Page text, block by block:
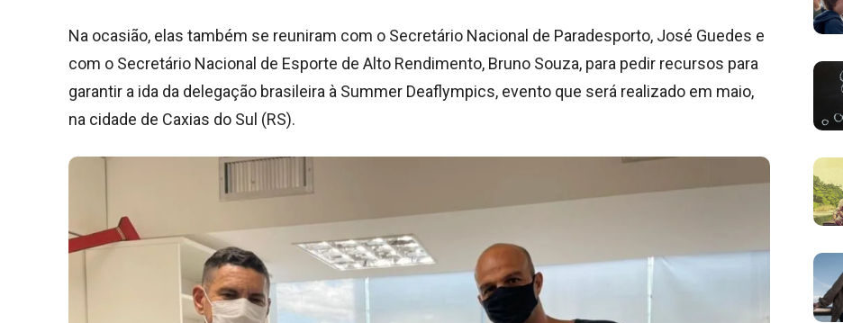
Na ocasião, elas também se reuniram com o Secretário Nacional de Paradesporto, José Guedes e
com o Secretário Nacional de Esporte de Alto Rendimento, Bruno Souza, para pedir recursos para
garantir a ida da delegação brasileira à Summer Deaflympics, evento que será realizado em maio,
na cidade de Caxias do Sul (RS).